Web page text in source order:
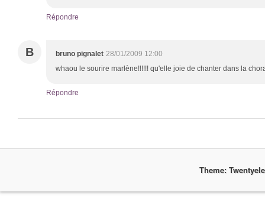
Répondre
B bruno pignalet 28/01/2009 12:00
whaou le sourire marlène!!!!!! qu'elle joie de chanter dans la
Répondre
Theme: